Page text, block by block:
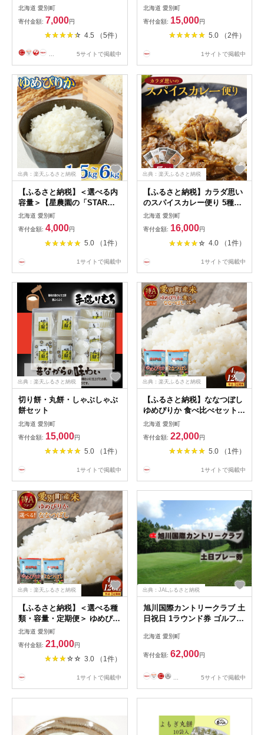
煎 無添加 【E31101】
北海道 愛別町
寄付金額: 7,000円
4.5 （5件）
5サイトで掲載中
北海道 愛別町
寄付金額: 15,000円
5.0 （2件）
1サイトで掲載中
出典：楽天ふるさと納税
【ふるさと納税】＜選べる内
容量＞【星農園の「STAR
RICE」】 ゆめぴりか 1パッ
ク2合 1パック / 5パック / 10
パック / 20パック ｜ 令和7年
度産 最上品質米 ご飯 ごはん
り お弁当 小分けサイズ 真空
直送 送料無料
北海道 愛別町
寄付金額: 4,000円
5.0 （1件）
1サイトで掲載中
出典：楽天ふるさと納税
【ふるさと納税】カラダ思い
のスパイスカレー便り 5種セ
ット 手作りカレー レトルト
カレー スパイスカレー カレ
ー スパイス コク 冷蔵 北海道
愛別町 送料無料
北海道 愛別町
寄付金額: 16,000円
4.0 （1件）
1サイトで掲載中
出典：楽天ふるさと納税
切り餅・丸餅・しゃぶしゃぶ
餅セット
北海道 愛別町
寄付金額: 15,000円
5.0 （1件）
1サイトで掲載中
出典：楽天ふるさと納税
【ふるさと納税】ななつぼし
ゆめぴりか 食べ比べセット
＜選べる定期便＞ 1回 3回 6
回 12回 / 2種 食べ比べ セッ
ト お米 おこめ こめ コメ ご
飯 白米 精米 特A クリーン米
米 愛別町 送料無料
北海道 愛別町
寄付金額: 22,000円
5.0 （1件）
1サイトで掲載中
出典：楽天ふるさと納税
【ふるさと納税】＜選べる種
類・容量・定期便＞ ゆめぴり
か ななつぼし / 4kg 7kg
10kg / 1回 3回 6回 12回 | お
米 米 こめ ご飯 ライス 白米
精米 特A イエスクリーン米
定期便 国産 北海道 愛別町産
北海道 愛別町
寄付金額: 21,000円
3.0 （1件）
1サイトで掲載中
出典：JALふるさと納税
旭川国際カントリークラブ 土
日祝日 1ラウンド券 ゴルフ
町
北海道 愛別町
寄付金額: 62,000円
5サイトで掲載中